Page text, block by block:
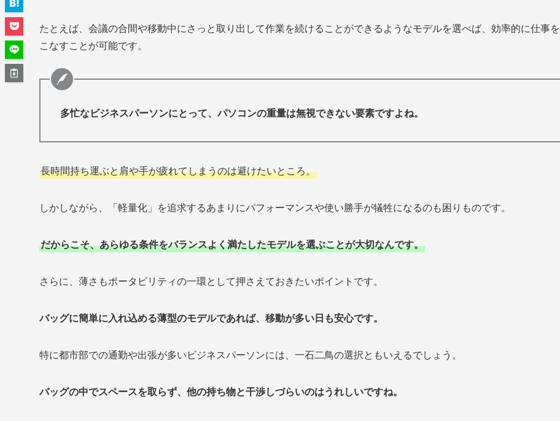
たとえば、会議の合間や移動中にさっと取り出して作業を続けることができるようなモデルを選べば、効率的に仕事を
こなすことが可能です。
多忙なビジネスパーソンにとって、パソコンの重量は無視できない要素ですよね。
長時間持ち運ぶと肩や手が疲れてしまうのは避けたいところ。
しかしながら、「軽量化」を追求するあまりにパフォーマンスや使い勝手が犠牲になるのも困りものです。
だからこそ、あらゆる条件をバランスよく満たしたモデルを選ぶことが大切なんです。
さらに、薄さもポータビリティの一環として押さえておきたいポイントです。
バッグに簡単に入れ込める薄型のモデルであれば、移動が多い日も安心です。
特に都市部での通勤や出張が多いビジネスパーソンには、一石二鳥の選択ともいえるでしょう。
バッグの中でスペースを取らず、他の持ち物と干渉しづらいのはうれしいですね。